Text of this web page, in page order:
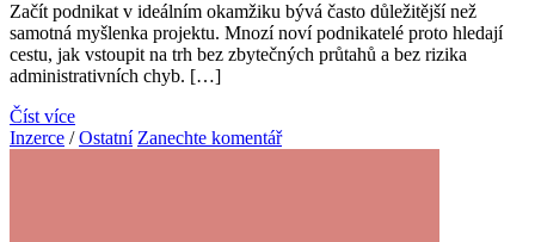
Začít podnikat v ideálním okamžiku bývá často důležitější než
samotná myšlenka projektu. Mnozí noví podnikatelé proto hledají
cestu, jak vstoupit na trh bez zbytečných průtahů a bez rizika
administrativních chyb. […]
Číst více
Inzerce /Ostatní Zanechte komentář